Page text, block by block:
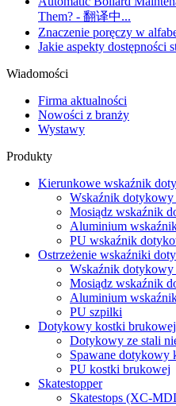
Them? - 翻译中...
Znaczenie poręczy w
Jakie aspekty dostępności
Wiadomości
Firma aktualności
Nowości z branży
Wystawy
Produkty
Kierunkowe wskaźnik
Wskaźnik dotykowy
Mosiądz wskaźnik
Aluminium
PU wskaźnik
Ostrzeżenie wskaźniki
Wskaźnik dotykowy
Mosiądz wskaźnik
Aluminium
PU szpilki
Dotykowy kostki brukowej
Dotykowy ze stali
Spawane dotykowy
PU kostki brukowej
Skatestopper
Skatestops (XC-